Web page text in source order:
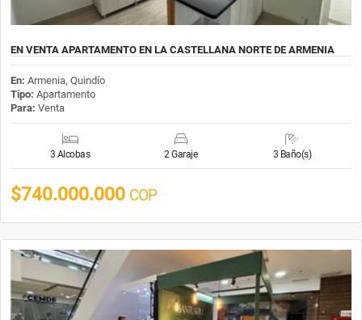
EN VENTA APARTAMENTO EN LA CASTELLANA NORTE DE ARMENIA
En: Armenia, Quindío
Tipo: Apartamento
Para: Venta
3 Alcobas 2 Garaje 3 Baño(s)
$740.000.000 COP